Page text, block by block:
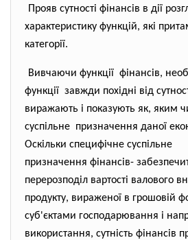
Прояв сутності фінансів в дії
характеристику функцій, які
категорії.
Вивчаючи функції фінансів,
функції завжди похідні від
виражають і показують як, яким
суспільне призначення даної
Оскільки специфічне суспільне
призначення фінансів-
перерозподіл вартості валового
продукту, вираженої в грошовій
суб'єктами господарювання і
використання, сутність фінансів